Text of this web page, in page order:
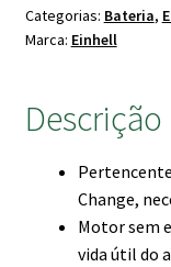
Einhell
Categorias: Bateria,
Marca: Einhell
Descrição
Change,
Motor sem
vida útil do